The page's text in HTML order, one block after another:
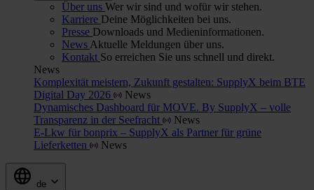
Über uns Wer wir sind und wofür wir stehen.
Karriere Deine Möglichkeiten bei uns.
Presse Downloads und Medieninformationen.
News Aktuelle Meldungen über uns.
Kontakt So erreichen Sie uns schnell und direkt.
News
Komplexität meistern, Zukunft gestalten: SupplyX beim BTE
Digital Day 2026
News
Dynamisches Dashboard für MOVE. By SupplyX – volle
Transparenz in der Seefracht
News
E-Lkw für bonprix – SupplyX als Partner für grüne
Lieferketten
News
de